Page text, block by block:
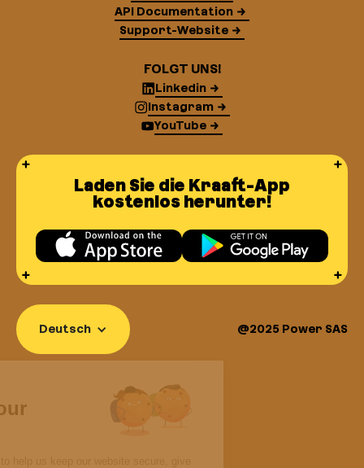
API Documentation
Support-Website
FOLGT UNS!
Linkedin
Instagram
YouTube
Laden Sie die Kraaft-App
kostenlos herunter!
Deutsch @2025 Power SAS
respect your